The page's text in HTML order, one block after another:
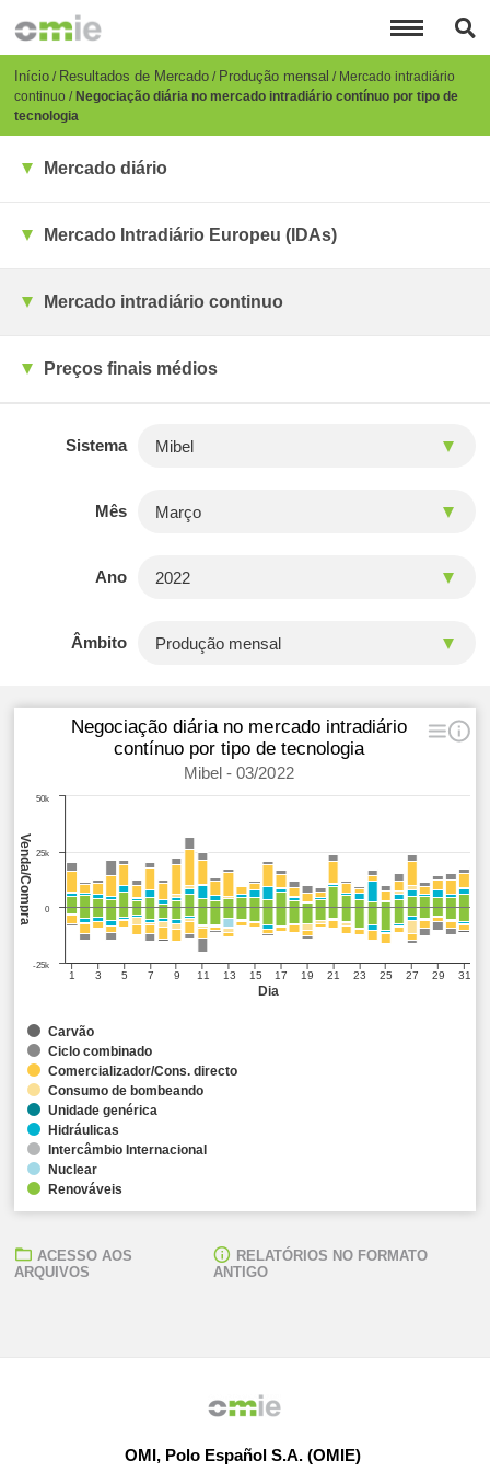
para
conteúdo
principal
Breadcrumb
Início Resultados de Mercado Produção mensal
Mercado intradiário
continuo Negociação diária no mercado intradiário contínuo por tipo de
tecnologia
Mercado diário
Mercado Intradiário Europeu (IDAs)
Mercado intradiário continuo
Preços finais médios
Sistema
Mês
Ano
Âmbito
Dia
Venda/Compra
Negociação diária no mercado intradiário
contínuo por tipo de tecnologia
Mibel - 03/2022
1 3 5 7 9 11 13 15 17 19 21 23 25 27 29 31
0
-25k
25k
50k
Carvão
Ciclo combinado
Comercializador/Cons. directo
Consumo de bombeando
Unidade genérica
Hidráulicas
Intercâmbio Internacional
Nuclear
Renováveis
ACESSO AOS
ARQUIVOS
RELATÓRIOS NO FORMATO
ANTIGO
OMI, Polo Español S.A. (OMIE)